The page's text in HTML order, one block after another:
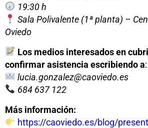
19:30 h
Sala Polivalente (1ª planta) –
Oviedo
Los medios interesados en
confirmar asistencia escribiendo a:
lucia.gonzalez@caoviedo.es
684 637 122
Más información:
https://caoviedo.es/blog/